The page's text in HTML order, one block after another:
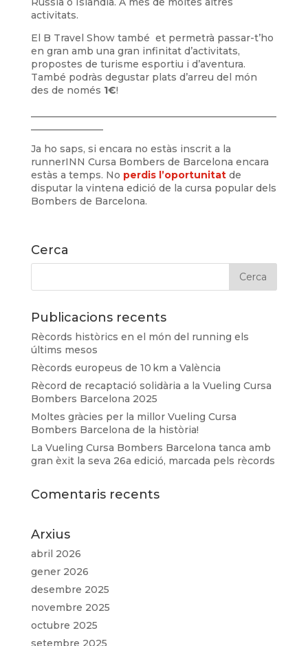
activitats.
El B Travel Show també et permetrà passar-t’ho
en gran amb una gran infinitat d’activitats,
propostes de turisme esportiu i d’aventura.
També podràs degustar plats d’arreu del món
des de només 1€!
Ja ho saps, si encara no estàs inscrit a la
runnerINN Cursa Bombers de Barcelona encara
estàs a temps. No perdis l’oportunitat de
disputar la vintena edició de la cursa popular dels
Bombers de Barcelona.
Cerca
Publicacions recents
Rècords històrics en el món del running els
últims mesos
Rècords europeus de 10 km a València
Rècord de recaptació solidària a la Vueling Cursa
Bombers Barcelona 2025
Moltes gràcies per la millor Vueling Cursa
Bombers Barcelona de la història!
La Vueling Cursa Bombers Barcelona tanca amb
gran èxit la seva 26a edició, marcada pels rècords
Comentaris recents
Arxius
abril 2026
gener 2026
desembre 2025
novembre 2025
octubre 2025
setembre 2025